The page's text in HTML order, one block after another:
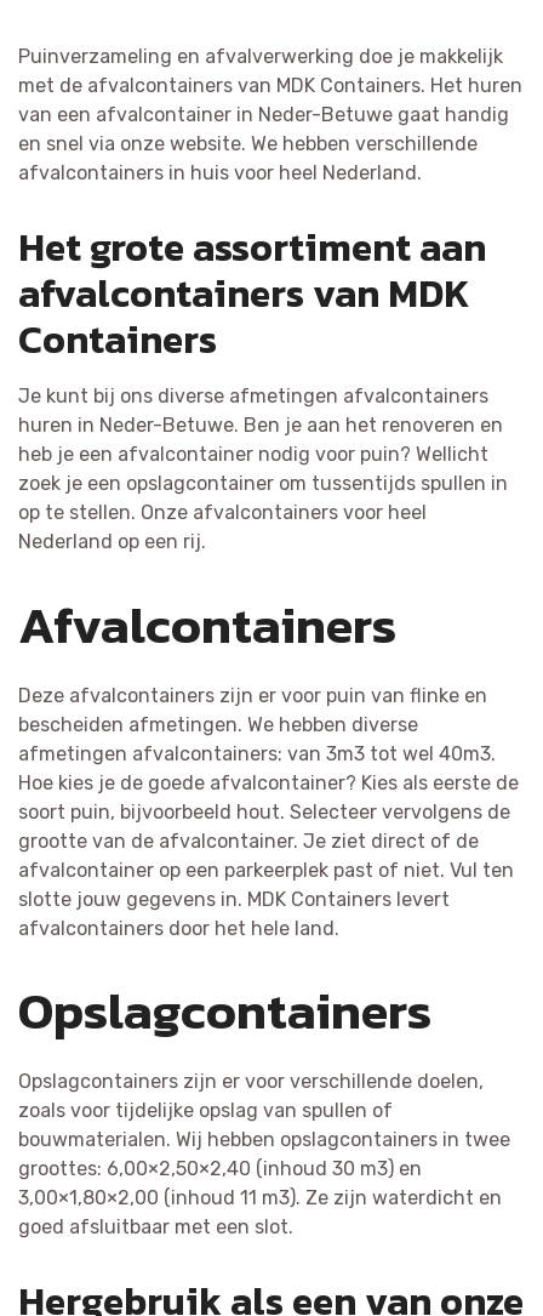
Puinverzameling en afvalverwerking doe je makkelijk
met de afvalcontainers van MDK Containers. Het huren
van een afvalcontainer in Neder-Betuwe gaat handig
en snel via onze website. We hebben verschillende
afvalcontainers in huis voor heel Nederland.
Het grote assortiment aan
afvalcontainers van MDK
Containers
Je kunt bij ons diverse afmetingen afvalcontainers
huren in Neder-Betuwe. Ben je aan het renoveren en
heb je een afvalcontainer nodig voor puin? Wellicht
zoek je een opslagcontainer om tussentijds spullen in
op te stellen. Onze afvalcontainers voor heel
Nederland op een rij.
Afvalcontainers
Deze afvalcontainers zijn er voor puin van flinke en
bescheiden afmetingen. We hebben diverse
afmetingen afvalcontainers: van 3m3 tot wel 40m3.
Hoe kies je de goede afvalcontainer? Kies als eerste de
soort puin, bijvoorbeeld hout. Selecteer vervolgens de
grootte van de afvalcontainer. Je ziet direct of de
afvalcontainer op een parkeerplek past of niet. Vul ten
slotte jouw gegevens in. MDK Containers levert
afvalcontainers door het hele land.
Opslagcontainers
Opslagcontainers zijn er voor verschillende doelen,
zoals voor tijdelijke opslag van spullen of
bouwmaterialen. Wij hebben opslagcontainers in twee
groottes: 6,00×2,50×2,40 (inhoud 30 m3) en
3,00×1,80×2,00 (inhoud 11 m3). Ze zijn waterdicht en
goed afsluitbaar met een slot.
Hergebruik als een van onze